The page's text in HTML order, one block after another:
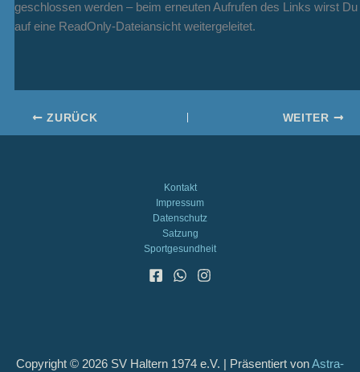
geschlossen werden – beim erneuten Aufrufen des Links wirst Du
auf eine ReadOnly-Dateiansicht weitergeleitet.
ZURÜCK WEITER
Kontakt
Impressum
Datenschutz
Satzung
Sportgesundheit
Copyright © 2026 SV Haltern 1974 e.V. | Präsentiert vonAstra-